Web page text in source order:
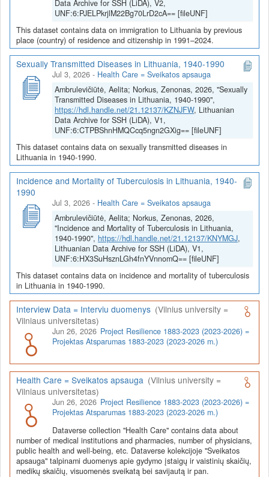
Data Archive for SSH (LiDA), V2,
UNF:6:PJELPkrjlM22Bg70LrD2cA== [fileUNF]
This dataset contains data on immigration to Lithuania by previous
place (country) of residence and citizenship in 1991–2024.
Sexually Transmitted Diseases in Lithuania, 1940-1990
Jul 3, 2026 - Health Care = Sveikatos apsauga
Ambrulevičiūtė, Aelita; Norkus, Zenonas, 2026, "Sexually
Transmitted Diseases in Lithuania, 1940-1990",
https://hdl.handle.net/21.12137/KZNJFW, Lithuanian
Data Archive for SSH (LiDA), V1,
UNF:6:CTPBShnHMQCcq5ngn2GXig== [fileUNF]
This dataset contains data on sexually transmitted diseases in
Lithuania in 1940-1990.
Incidence and Mortality of Tuberculosis in Lithuania, 1940-
1990
Jul 3, 2026 - Health Care = Sveikatos apsauga
Ambrulevičiūtė, Aelita; Norkus, Zenonas, 2026,
"Incidence and Mortality of Tuberculosis in Lithuania,
1940-1990", https://hdl.handle.net/21.12137/KNYMGJ,
Lithuanian Data Archive for SSH (LiDA), V1,
UNF:6:HX3SuHsznLGh4fnYVnnomQ== [fileUNF]
This dataset contains data on incidence and mortality of tuberculosis
in Lithuania in 1940-1990.
Interview Data = Interviu duomenys (Vilnius university =
Vilniaus universitetas)
Jun 26, 2026 Project Resilience 1883-2023 (2023-2026) =
Projektas Atsparumas 1883-2023 (2023-2026 m.)
Health Care = Sveikatos apsauga (Vilnius university =
Vilniaus universitetas)
Jun 26, 2026 Project Resilience 1883-2023 (2023-2026) =
Projektas Atsparumas 1883-2023 (2023-2026 m.)
Dataverse collection "Health Care" contains data about
number of medical institutions and pharmacies, number of physicians,
public health and well-being, etc. Dataverse kolekcijoje "Sveikatos
apsauga" talpinami duomenys apie gydymo įstaigų ir vaistinių skaičių,
medikų skaičių, visuomenės sveikatą bei savijautą ir pan.